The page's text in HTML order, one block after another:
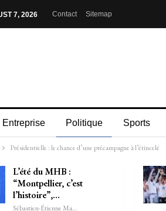
7, 2026 Contact Sitemap
Entreprise Politique Sports
Présidentielle : le chance d’une précampagne à l’étincelé
L’été du MHB :
“Montpellier, c’est
l’histoire”,…
Sébastien-Étienne Marechal